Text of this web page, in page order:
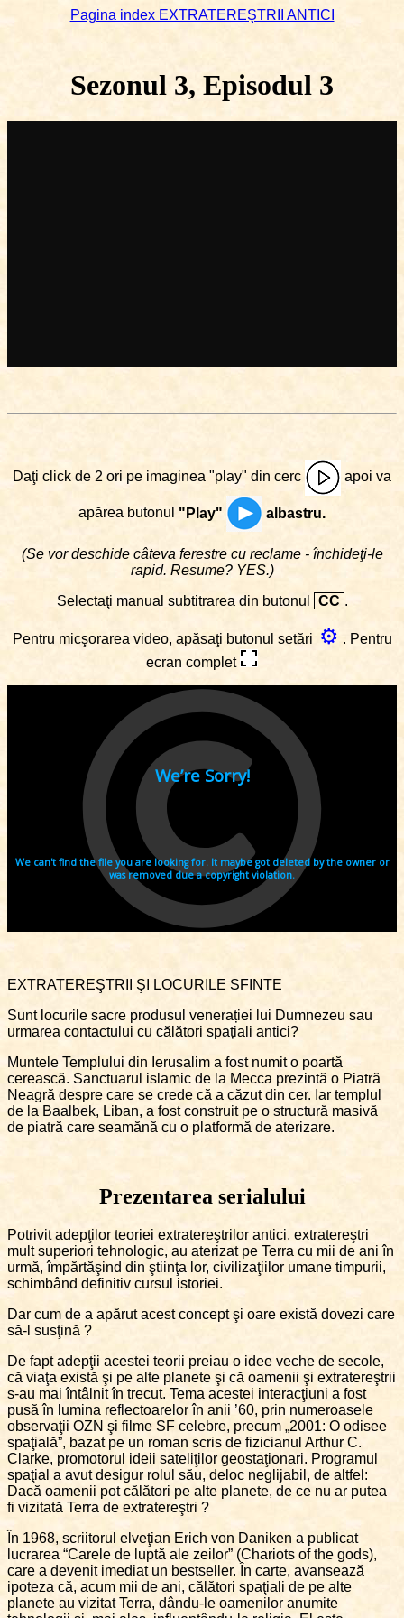
Pagina index EXTRATEREŞTRII ANTICI
Sezonul 3, Episodul 3
Daţi click de 2 ori pe imaginea "play" din cerc apoi va
apărea butonul "Play" albastru.
(Se vor deschide câteva ferestre cu reclame - închideţi-le
rapid. Resume? YES.)
Selectaţi manual subtitrarea din butonul
CC .
Pentru micşorarea video, apăsaţi butonul setări ⚙ . Pentru
ecran complet
EXTRATEREŞTRII ŞI LOCURILE SFINTE
Sunt locurile sacre produsul venerației lui Dumnezeu sau
urmarea contactului cu călători spațiali antici?
Muntele Templului din Ierusalim a fost numit o poartă
cerească. Sanctuarul islamic de la Mecca prezintă o Piatră
Neagră despre care se crede că a căzut din cer. Iar templul
de la Baalbek, Liban, a fost construit pe o structură masivă
de piatră care seamănă cu o platformă de aterizare.
Prezentarea serialului
Potrivit adepţilor teoriei extratereştrilor antici, extratereştri
mult superiori tehnologic, au aterizat pe Terra cu mii de ani în
urmă, împărtăşind din ştiinţa lor, civilizaţiilor umane timpurii,
schimbând definitiv cursul istoriei.
Dar cum de a apărut acest concept şi oare există dovezi care
să-l susţină ?
De fapt adepţii acestei teorii preiau o idee veche de secole,
că viaţa există şi pe alte planete şi că oamenii şi extratereştrii
s-au mai întâlnit în trecut. Tema acestei interacţiuni a fost
pusă în lumina reflectoarelor în anii ’60, prin numeroasele
observaţii OZN şi filme SF celebre, precum „2001: O odisee
spaţială”, bazat pe un roman scris de fizicianul Arthur C.
Clarke, promotorul ideii sateliţilor geostaţionari. Programul
spaţial a avut desigur rolul său, deloc neglijabil, de altfel:
Dacă oamenii pot călători pe alte planete, de ce nu ar putea
fi vizitată Terra de extratereştri ?
În 1968, scriitorul elveţian Erich von Daniken a publicat
lucrarea “Carele de luptă ale zeilor” (Chariots of the gods),
care a devenit imediat un bestseller. În carte, avansează
ipoteza că, acum mii de ani, călători spaţiali de pe alte
planete au vizitat Terra, dându-le oamenilor anumite